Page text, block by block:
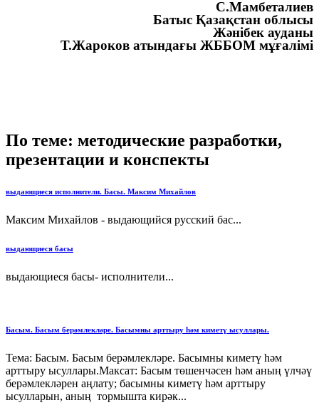
С.Мамбеталиев
Батыс Қазақстан облысы
Жәнібек ауданы
Т.Жароков атындағы ЖББОМ мұғалімі
По теме: методические разработки,
презентации и конспекты
выдающиеся исполнители. Басы. Максим Михайлов
Максим Михайлов - выдающийся русский бас...
выдающиеся басы
выдающиеся басы- исполнители...
Басым. Басым берәмлекләре. Басымны арттыру һәм киметү ысуллары.
Тема: Басым. Басым берәмлекләре. Басымны киметү һәм
арттыру ысуллары.Максат: Басым төшенчәсен һәм аның үлчәү
берәмлекләрен аңлату; басымны киметү һәм арттыру
ысулларын, аның тормышта кирәк...